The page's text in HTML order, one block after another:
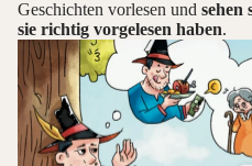
Geschichten vorlesen und sehen
sie richtig vorgelesen haben.